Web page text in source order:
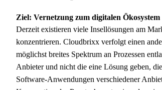
Ziel: Vernetzung zum digitalen Ökosystem
Derzeit existieren viele Insellösungen am
konzentrieren. Cloudbrixx verfolgt einen
möglichst breites Spektrum an Prozessen
Anbieter und nicht die eine Lösung geben,
Software-Anwendungen verschiedener